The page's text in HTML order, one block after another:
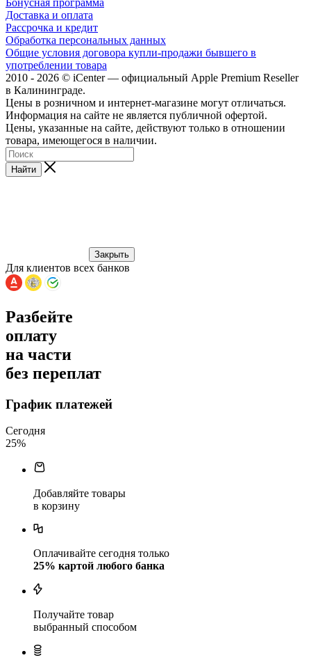
Доставка и оплата
Рассрочка и кредит
Обработка персональных данных
Общие условия договора купли-продажи бывшего в
употреблении товара
2010 - 2026 © iCenter — официальный Apple Premium Reseller
в Калининграде.
Цены в розничном и интернет-магазине могут отличаться.
Информация на сайте не является публичной офертой.
Цены, указанные на сайте, действуют только в отношении
товара, имеющегося в наличии.
Найти
Закрыть
Для клиентов всех банков
Разбейте
оплату
на части
без переплат
График платежей
Сегодня
25%
Добавляйте товары
в корзину
Оплачивайте сегодня только
25% картой любого банка
Получайте товар
выбранный способом